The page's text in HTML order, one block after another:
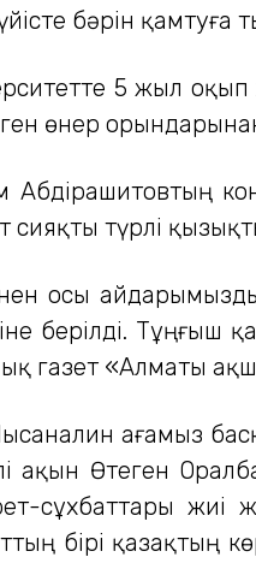
бәрін
5 жыл оқып
өнер
Абдірашитовтың
сияқты түрлі
осы
берілді. Тұңғыш
газет «Алматы
ағамыз
ақын Өтеген
сұхбаттары жиі
бірі қазақтың